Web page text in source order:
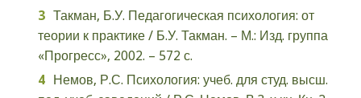
Такман, Б.У. Педагогическая психология: от
теории к практике / Б.У. Такман. – М.: Изд. группа
«Прогресс», 2002. – 572 с.
Немов, Р.С. Психология: учеб. для студ. высш.